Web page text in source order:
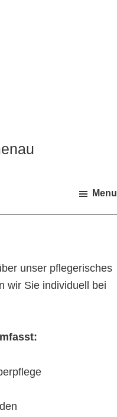
Menu
unser pflegerisches
wir Sie individuell bei